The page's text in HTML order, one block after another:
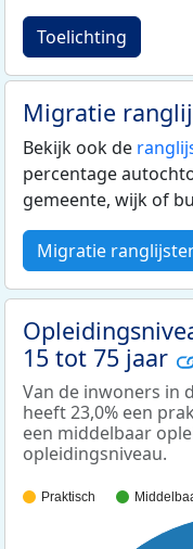
Toelichting
Migratie
Bekijk ook de
percentage
gemeente, wijk of
Migratie
15 tot 75 jaar
Van de inwoners in
heeft 23,0% een
een middelbaar
opleidingsniveau.
Praktisch